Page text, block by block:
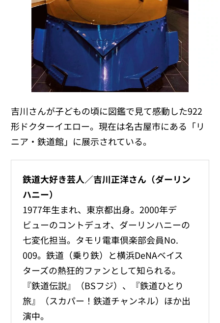
吉川さんが子どもの頃に図鑑で見て感動した922
形ドクターイエロー。現在は名古屋市にある「リ
ニア・鉄道館」に展示されている。
鉄道大好き芸人／吉川正洋さん（ダーリン
ハニー）
1977年生まれ、東京都出身。2000年デ
ビューのコントデュオ、ダーリンハニーの
七変化担当。タモリ電車倶楽部会員No.
009。鉄道（乗り鉄）と横浜DeNAベイス
ターズの熱狂的ファンとして知られる。
『鉄道伝説』（BSフジ）、『鉄道ひとり
旅』（スカパー！鉄道チャンネル）ほか出
演中。